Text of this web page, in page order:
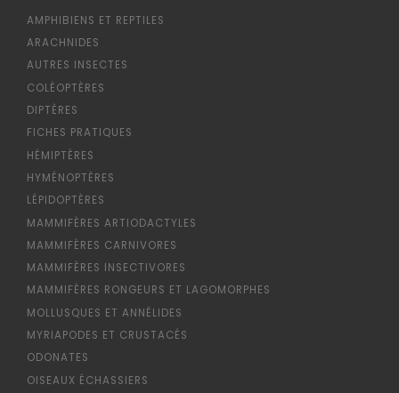
AMPHIBIENS ET REPTILES
ARACHNIDES
AUTRES INSECTES
COLÉOPTÈRES
DIPTÈRES
FICHES PRATIQUES
HÉMIPTÈRES
HYMÉNOPTÈRES
LÉPIDOPTÈRES
MAMMIFÈRES ARTIODACTYLES
MAMMIFÈRES CARNIVORES
MAMMIFÈRES INSECTIVORES
MAMMIFÈRES RONGEURS ET LAGOMORPHES
MOLLUSQUES ET ANNÉLIDES
MYRIAPODES ET CRUSTACÉS
ODONATES
OISEAUX ÉCHASSIERS